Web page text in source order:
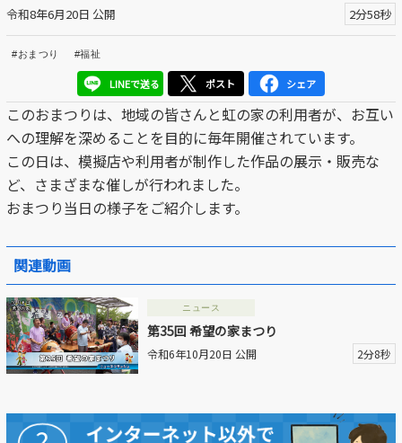
区議会だより
#えど推し
江戸川区でともに暮らそう / Living Together in Edogaw
a City
おうちで動画
Everyone's SDGs ～17のゴールを目指して～
ふるさと散歩
Others
公開日
令和8年6月20日 公開 2分58秒
#おまつり #福祉
LINEで送る ポスト シェア
このおまつりは、地域の皆さんと虹の家の利用者が、お互い
への理解を深めることを目的に毎年開催されています。
この日は、模擬店や利用者が制作した作品の展示・販売な
ど、さまざまな催しが行われました。
おまつり当日の様子をご紹介します。
関連動画
ニュース
第35回 希望の家まつり
令和6年10月20日 公開 2分8秒